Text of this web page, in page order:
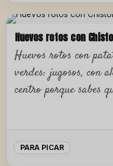
Huevos rotos con
Huevos rotos con
verdes: jugosos, con
centro porque sabes
PARA PICAR